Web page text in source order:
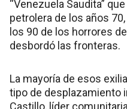
“Venezuela Saudita”
petrolera de los años
los 90 de los horrores
desbordó las fronteras.
La mayoría de esos
tipo de desplazamiento